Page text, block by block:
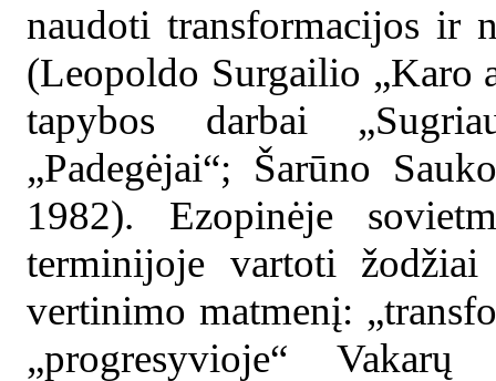
naudoti transformacijos ir
(Leopoldo Surgailio „Karo
tapybos darbai
„Padegėjai“; Šarūno
1982). Ezopinėje
terminijoje vartoti
vertinimo matmenį:
„progresyvioje“